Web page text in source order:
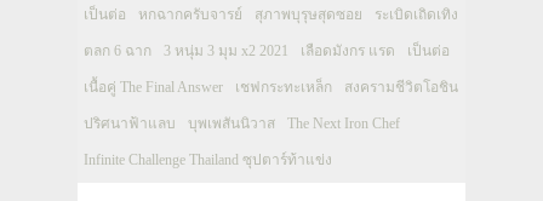
เป็นต่อ หกฉากครับจารย์ สุภาพบุรุษสุดซอย ระเบิดเถิดเทิง
ตลก 6 ฉาก 3 หนุ่ม 3 มุม x2 2021 เลือดมังกร แรด เป็นต่อ
เนื้อคู่ The Final Answer เชฟกระทะเหล็ก สงครามชีวิตโอชิน
ปริศนาฟ้าแลบ บุพเพสันนิวาส The Next Iron Chef
Infinite Challenge Thailand ซุปตาร์ท้าแข่ง